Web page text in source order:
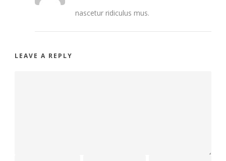
nascetur ridiculus mus.
LEAVE A REPLY